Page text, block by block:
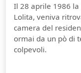
Il 28 aprile 1986
Lolita, veniva
camera del
ormai da un pò di
colpevoli.